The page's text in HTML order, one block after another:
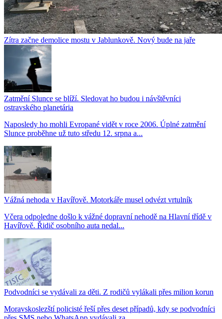
Zítra začne demolice mostu v Jablunkově. Nový bude na jaře
Zatmění Slunce se blíží. Sledovat ho budou i návštěvníci
ostravského planetária
Naposledy ho mohli Evropané vidět v roce 2006. Úplné zatmění
Slunce proběhne už tuto středu 12. srpna a...
Vážná nehoda v Havířově. Motorkáře musel odvézt vrtulník
Včera odpoledne došlo k vážné dopravní nehodě na Hlavní třídě v
Havířově. Řidič osobního auta nedal...
Podvodníci se vydávali za děti. Z rodičů vylákali přes milion korun
Moravskoslezští policisté řeší přes deset případů, kdy se podvodníci